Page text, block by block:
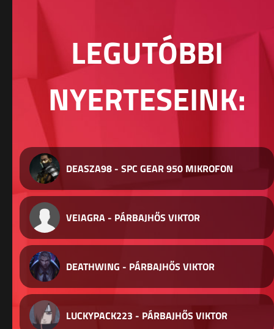
LEGUTÓBBI
NYERTESEINK:
DEASZA98 - SPC GEAR 950 MIKROFON
VEIAGRA - PÁRBAJHŐS VIKTOR
DEATHWING - PÁRBAJHŐS VIKTOR
LUCKYPACK223 - PÁRBAJHŐS VIKTOR